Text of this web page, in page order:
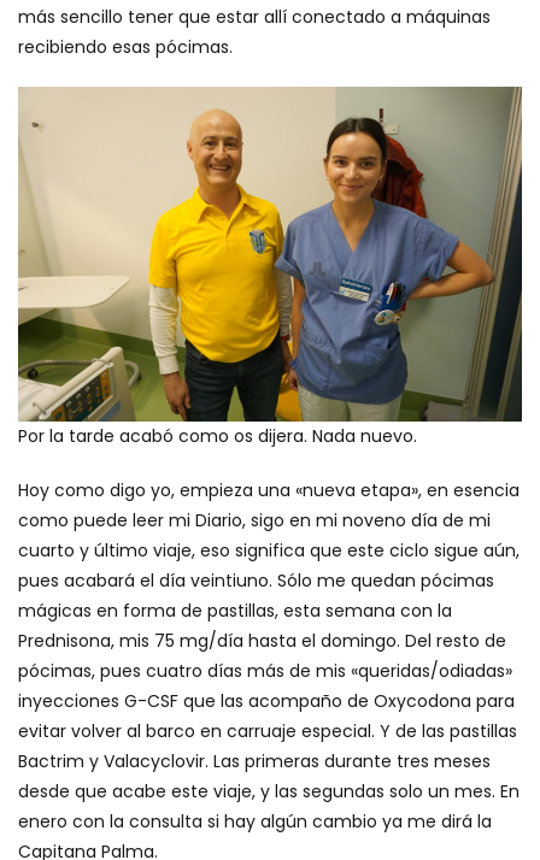
más sencillo tener que estar allí conectado a máquinas
recibiendo esas pócimas.
Por la tarde acabó como os dijera. Nada nuevo.
Hoy como digo yo, empieza una «nueva etapa», en esencia
como puede leer mi Diario, sigo en mi noveno día de mi
cuarto y último viaje, eso significa que este ciclo sigue aún,
pues acabará el día veintiuno. Sólo me quedan pócimas
mágicas en forma de pastillas, esta semana con la
Prednisona, mis 75 mg/día hasta el domingo. Del resto de
pócimas, pues cuatro días más de mis «queridas/odiadas»
inyecciones G-CSF que las acompaño de Oxycodona para
evitar volver al barco en carruaje especial. Y de las pastillas
Bactrim y Valacyclovir. Las primeras durante tres meses
desde que acabe este viaje, y las segundas solo un mes. En
enero con la consulta si hay algún cambio ya me dirá la
Capitana Palma.